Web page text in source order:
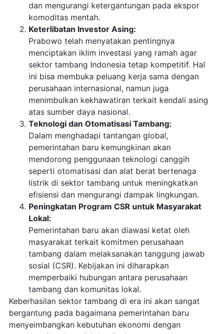
dan mengurangi ketergantungan pada ekspor
komoditas mentah.
Keterlibatan Investor Asing:
Prabowo telah menyatakan pentingnya
menciptakan iklim investasi yang ramah agar
sektor tambang Indonesia tetap kompetitif. Hal
ini bisa membuka peluang kerja sama dengan
perusahaan internasional, namun juga
menimbulkan kekhawatiran terkait kendali asing
atas sumber daya nasional.
Teknologi dan Otomatisasi Tambang:
Dalam menghadapi tantangan global,
pemerintahan baru kemungkinan akan
mendorong penggunaan teknologi canggih
seperti otomatisasi dan alat berat bertenaga
listrik di sektor tambang untuk meningkatkan
efisiensi dan mengurangi dampak lingkungan.
Peningkatan Program CSR untuk Masyarakat
Lokal:
Pemerintahan baru akan diawasi ketat oleh
masyarakat terkait komitmen perusahaan
tambang dalam melaksanakan tanggung jawab
sosial (CSR). Kebijakan ini diharapkan
memperbaiki hubungan antara perusahaan
tambang dan komunitas lokal.
Keberhasilan sektor tambang di era ini akan sangat
bergantung pada bagaimana pemerintahan baru
menyeimbangkan kebutuhan ekonomi dengan